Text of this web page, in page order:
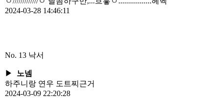
2024-03-28 14:46:11
No. 13 낙서
▶
노넴
하주니랑 연우 도트찌근거
2024-03-09 22:20:28